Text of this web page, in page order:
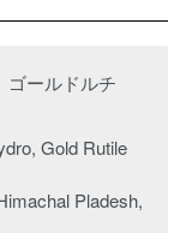
ゴールドルチ
Gold Rutile
Pladesh,